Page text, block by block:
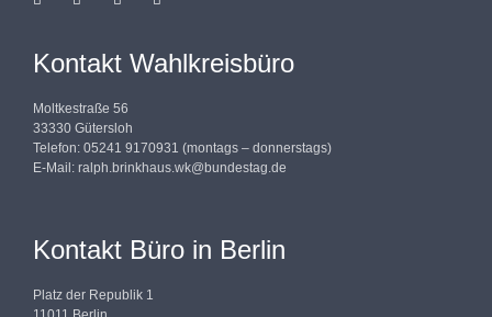
Kontakt Wahlkreisbüro
Moltkestraße 56
33330 Gütersloh
Telefon: 05241 9170931 (montags – donnerstags)
E-Mail: ralph.brinkhaus.wk@bundestag.de
Kontakt Büro in Berlin
Platz der Republik 1